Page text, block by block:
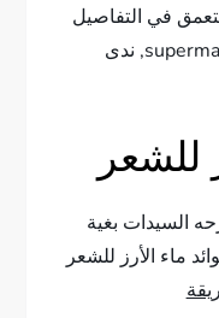
في التفاصيل
supermama.me, ندى
للشعر
السيدات بغية
ماء الأرز للشعر